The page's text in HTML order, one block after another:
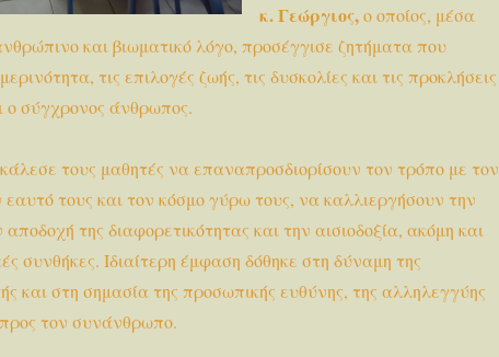
κ. Γεώργιος,ο οποίος, μέσα
και βιωματικό λόγο, προσέγγισε ζητήματα που
τις επιλογές ζωής, τις δυσκολίες και τις προκλήσεις
ο σύγχρονος άνθρωπος.
τους μαθητές να επαναπροσδιορίσουν τον τρόπο με τον
εαυτό τους και τον κόσμο γύρω τους, να καλλιεργήσουν την
της διαφορετικότητας και την αισιοδοξία, ακόμη και
συνθήκες. Ιδιαίτερη έμφαση δόθηκε στη δύναμη της
και στη σημασία της προσωπικής ευθύνης, της αλληλεγγύης
τον συνάνθρωπο.